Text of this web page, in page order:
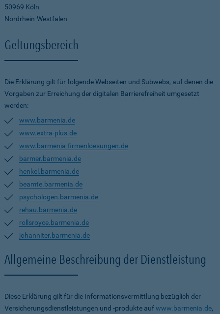
50969 Köln
Nordrhein-Westfalen
Geltungsbereich
Die Erklärung gilt für folgende Webseiten und Subwebs, auf denen die
Vorgaben zur Erreichung der digitalen Barrierefreiheit umgesetzt
werden:
www.barmenia.de
www.extra-plus.de
www.barmenia-firmenloesungen.de
barmer.barmenia.de
henkel.barmenia.de
beamte.barmenia.de
psychologen.barmenia.de
rehau.barmenia.de
rollsroyce.barmenia.de
johanniter.barmenia.de
Allgemeine Beschreibung der Dienstleistung
Diese Erklärung gilt für die Informationsvermittlung bezüglich der
Versicherungsdienstleistungen und -produkte aufwww.barmenia.de,